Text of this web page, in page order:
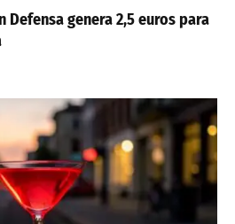
Defensa genera 2,5 euros para